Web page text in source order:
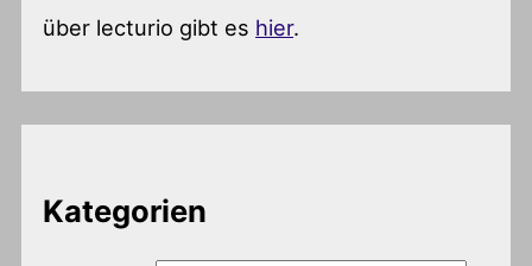
über lecturio gibt es hier.
Kategorien